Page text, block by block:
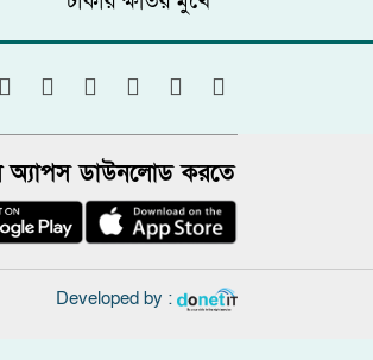
অ্যাপস ডাউনলোড করতে
Developed by :